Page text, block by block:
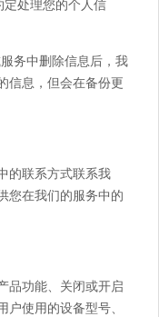
处理您的个人信
务中删除信息后，我
信息，但会在备份更
的联系方式联系我
您在我们的服务中的
品功能、关闭或开启
使用的设备型号、